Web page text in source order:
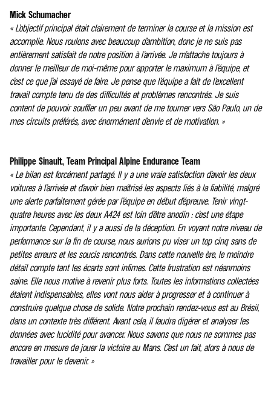
Mick Schumacher
« L’objectif principal était clairement de terminer la course et la mission est
accomplie. Nous roulons avec beaucoup d’ambition, donc je ne suis pas
entièrement satisfait de notre position à l’arrivée. Je m’attache toujours à
donner le meilleur de moi-même pour apporter le maximum à l’équipe, et
c’est ce que j’ai essayé de faire. Je pense que l’équipe a fait de l’excellent
travail compte tenu de des difficultés et problèmes rencontrés. Je suis
content de pouvoir souffler un peu avant de me tourner vers São Paulo, un de
mes circuits préférés, avec énormément d’envie et de motivation. »
Philippe Sinault, Team Principal Alpine Endurance Team
« Le bilan est forcément partagé. Il y a une vraie satisfaction d’avoir les deux
voitures à l’arrivée et d’avoir bien maîtrisé les aspects liés à la fiabilité, malgré
une alerte parfaitement gérée par l’équipe en début d’épreuve. Tenir vingt-
quatre heures avec les deux A424 est loin d’être anodin : c’est une étape
importante. Cependant, il y a aussi de la déception. En voyant notre niveau de
performance sur la fin de course, nous aurions pu viser un top cinq sans de
petites erreurs et les soucis rencontrés. Dans cette nouvelle ère, le moindre
détail compte tant les écarts sont infimes. Cette frustration est néanmoins
saine. Elle nous motive à revenir plus forts. Toutes les informations collectées
étaient indispensables, elles vont nous aider à progresser et à continuer à
construire quelque chose de solide. Notre prochain rendez-vous est au Brésil,
dans un contexte très différent. Avant cela, il faudra digérer et analyser les
données avec lucidité pour avancer. Nous savons que nous ne sommes pas
encore en mesure de jouer la victoire au Mans. C’est un fait, alors à nous de
travailler pour le devenir. »